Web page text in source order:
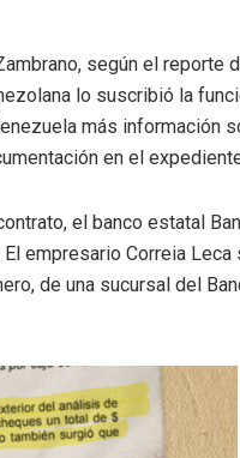
según el reporte
lo suscribió la
más información
en el
el banco estatal
empresario Correia
de una sucursal del